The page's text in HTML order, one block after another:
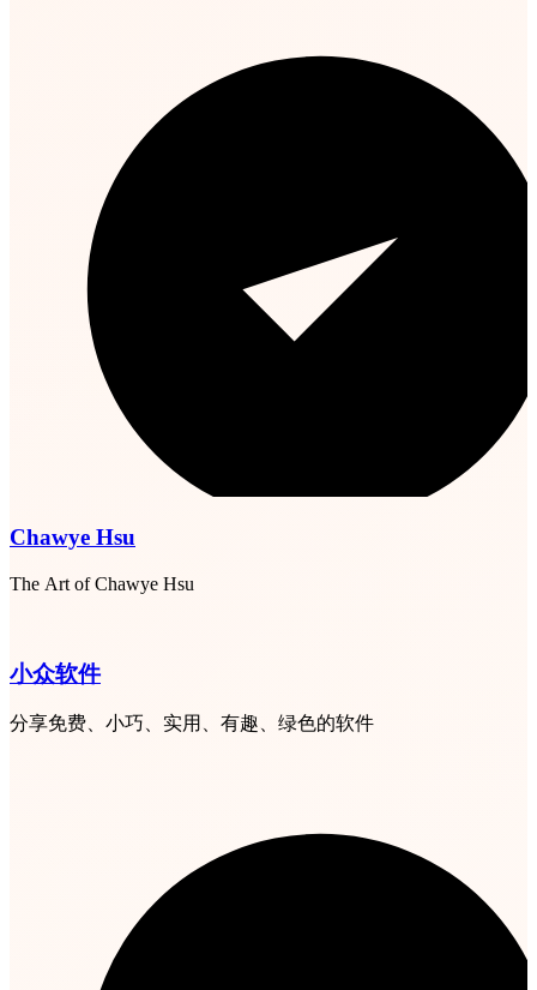
Chawye Hsu
The Art of Chawye Hsu
小众软件
分享免费、小巧、实用、有趣、绿色的软件